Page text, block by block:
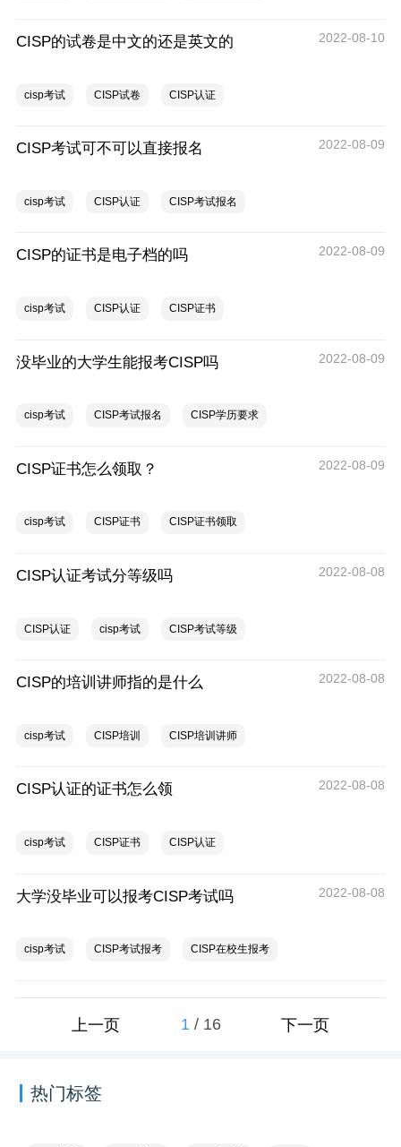
CISP的试卷是中文的还是英文的 2022-08-10
cisp考试 CISP试卷 CISP认证
CISP考试可不可以直接报名 2022-08-09
cisp考试 CISP认证 CISP考试报名
CISP的证书是电子档的吗 2022-08-09
cisp考试 CISP认证 CISP证书
没毕业的大学生能报考CISP吗 2022-08-09
cisp考试 CISP考试报名 CISP学历要求
CISP证书怎么领取？ 2022-08-09
cisp考试 CISP证书 CISP证书领取
CISP认证考试分等级吗 2022-08-08
CISP认证 cisp考试 CISP考试等级
CISP的培训讲师指的是什么 2022-08-08
cisp考试 CISP培训 CISP培训讲师
CISP认证的证书怎么领 2022-08-08
cisp考试 CISP证书 CISP认证
大学没毕业可以报考CISP考试吗 2022-08-08
cisp考试 CISP考试报考 CISP在校生报考
上一页 1 / 16 下一页
热门标签